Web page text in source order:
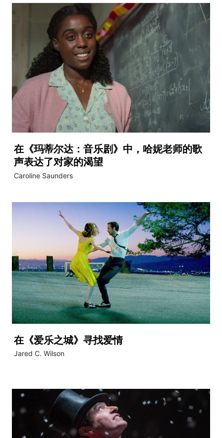
在《玛蒂尔达：音乐剧》中，哈妮老师的歌
声表达了对家的渴望
Caroline Saunders
在《爱乐之城》寻找爱情
Jared C. Wilson